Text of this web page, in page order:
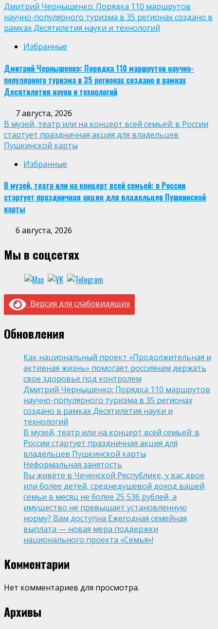
Дмитрий Чернышенко: Порядка 110 маршрутов
научно-популярного туризма в 35 регионах создано в
рамках Десятилетия науки и технологий
Избранные
Дмитрий Чернышенко: Порядка 110 маршрутов научно-
популярного туризма в 35 регионах создано в рамках
Десятилетия науки и технологий
7 августа, 2026
В музей, театр или на концерт всей семьей: в России
стартует праздничная акция для владельцев
Пушкинской карты
Избранные
В музей, театр или на концерт всей семьей: в России
стартует праздничная акция для владельцев Пушкинской
карты
6 августа, 2026
Мы в соцсетях
Версия для слабовидящих
Обновления
Как национальный проект «Продолжительная и
активная жизнь» помогает россиянам держать
свое здоровье под контролем
Дмитрий Чернышенко: Порядка 110 маршрутов
научно-популярного туризма в 35 регионах
создано в рамках Десятилетия науки и
технологий
В музей, театр или на концерт всей семьей: в
России стартует праздничная акция для
владельцев Пушкинской карты
Неформальная занятость
Вы живёте в Чеченской Республике, у вас двое
или более детей, среднедушевой доход вашей
семьи в месяц не более 25 536 рублей, а
имущество не превышает установленную
норму? Вам доступна Ежегодная семейная
выплата — новая мера поддержки
национального проекта «Семья»!
Комментарии
Нет комментариев для просмотра.
Архивы